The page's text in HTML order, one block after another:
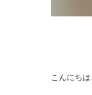
こんにちは